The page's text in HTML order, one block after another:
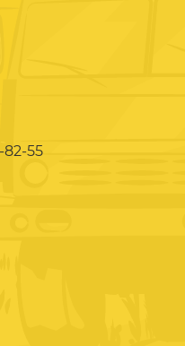
82-55